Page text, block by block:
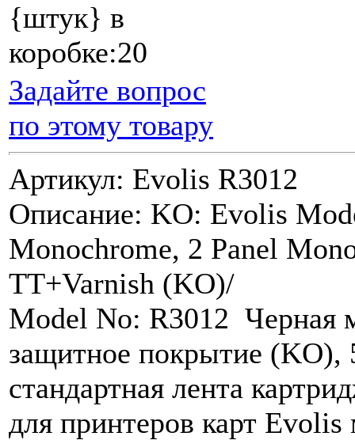
{штук} в
коробке:20
Задайте вопрос
по этому товару
Артикул: Evolis R3012
Описание: KO: Evolis
Monochrome, 2 Panel
TT+Varnish (KO)/
Model No: R3012 Черная
защитное покрытие (KO),
стандартная лента
для принтеров карт